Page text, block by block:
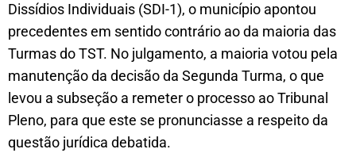
Dissídios Individuais (SDI-1), o município apontou
precedentes em sentido contrário ao da maioria das
Turmas do TST. No julgamento, a maioria votou pela
manutenção da decisão da Segunda Turma, o que
levou a subseção a remeter o processo ao Tribunal
Pleno, para que este se pronunciasse a respeito da
questão jurídica debatida.